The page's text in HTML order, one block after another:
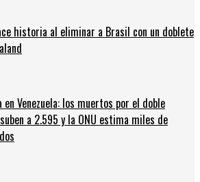
historia al eliminar a Brasil con un doblete
en Venezuela: los muertos por el doble
a 2.595 y la ONU estima miles de